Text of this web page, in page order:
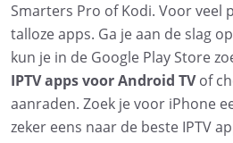
Smarters Pro of Kodi. Voor veel
talloze apps. Ga je aan de slag
kun je in de Google Play Store
IPTV apps voor Android TVof
aanraden. Zoek je voor iPhone
zeker eens naar de beste IPTV